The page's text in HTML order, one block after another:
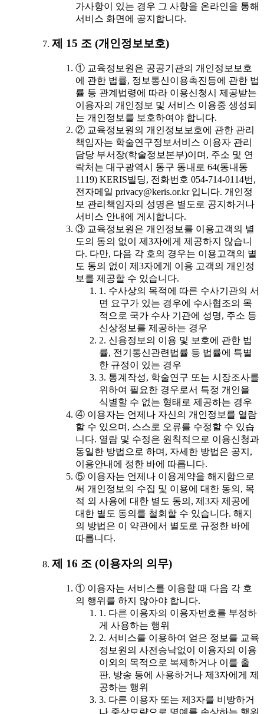
가사항이 있는 경우 그 사항을 온라인을 통해
서비스 화면에 공지합니다.
제 15 조 (개인정보보호)
① 교육정보원은 공공기관의 개인정보보호
에 관한 법률, 정보통신이용촉진등에 관한 법
률 등 관계법령에 따라 이용신청시 제공받는
이용자의 개인정보 및 서비스 이용중 생성되
는 개인정보를 보호하여야 합니다.
② 교육정보원의 개인정보보호에 관한 관리
책임자는 학술연구정보서비스 이용자 관리
담당 부서장(학술정보본부)이며, 주소 및 연
락처는 대구광역시 동구 동내로 64(동내동
1119) KERIS빌딩, 전화번호 054-714-0114번,
전자메일 privacy@keris.or.kr 입니다. 개인정
보 관리책임자의 성명은 별도로 공지하거나
서비스 안내에 게시합니다.
③ 교육정보원은 개인정보를 이용고객의 별
도의 동의 없이 제3자에게 제공하지 않습니
다. 다만, 다음 각 호의 경우는 이용고객의 별
도 동의 없이 제3자에게 이용 고객의 개인정
보를 제공할 수 있습니다.
1. 수사상의 목적에 따른 수사기관의 서
면 요구가 있는 경우에 수사협조의 목
적으로 국가 수사 기관에 성명, 주소 등
신상정보를 제공하는 경우
2. 신용정보의 이용 및 보호에 관한 법
률, 전기통신관련법률 등 법률에 특별
한 규정이 있는 경우
3. 통계작성, 학술연구 또는 시장조사를
위하여 필요한 경우로서 특정 개인을
식별할 수 없는 형태로 제공하는 경우
④ 이용자는 언제나 자신의 개인정보를 열람
할 수 있으며, 스스로 오류를 수정할 수 있습
니다. 열람 및 수정은 원칙적으로 이용신청과
동일한 방법으로 하며, 자세한 방법은 공지,
이용안내에 정한 바에 따릅니다.
⑤ 이용자는 언제나 이용계약을 해지함으로
써 개인정보의 수집 및 이용에 대한 동의, 목
적 외 사용에 대한 별도 동의, 제3자 제공에
대한 별도 동의를 철회할 수 있습니다. 해지
의 방법은 이 약관에서 별도로 규정한 바에
따릅니다.
제 16 조 (이용자의 의무)
① 이용자는 서비스를 이용할 때 다음 각 호
의 행위를 하지 않아야 합니다.
1. 다른 이용자의 이용자번호를 부정하
게 사용하는 행위
2. 서비스를 이용하여 얻은 정보를 교육
정보원의 사전승낙없이 이용자의 이용
이외의 목적으로 복제하거나 이를 출
판, 방송 등에 사용하거나 제3자에게 제
공하는 행위
3. 다른 이용자 또는 제3자를 비방하거
나 중상모략으로 명예를 손상하는 행위